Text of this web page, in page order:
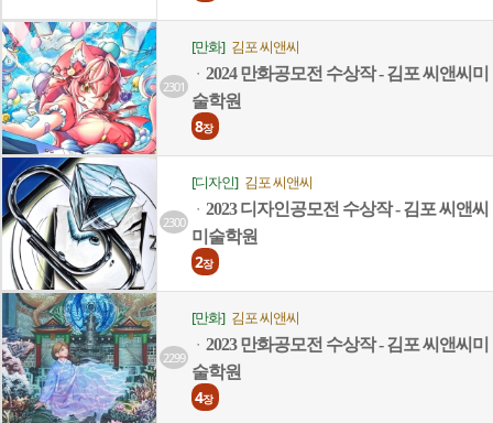
2301
[만화] 김포 씨앤씨
ㆍ 2024 만화공모전 수상작 - 김포 씨앤씨미
술학원
8장
2300
[디자인] 김포 씨앤씨
ㆍ 2023 디자인공모전 수상작 - 김포 씨앤씨
미술학원
2장
2299
[만화] 김포 씨앤씨
ㆍ 2023 만화공모전 수상작 - 김포 씨앤씨미
술학원
4장